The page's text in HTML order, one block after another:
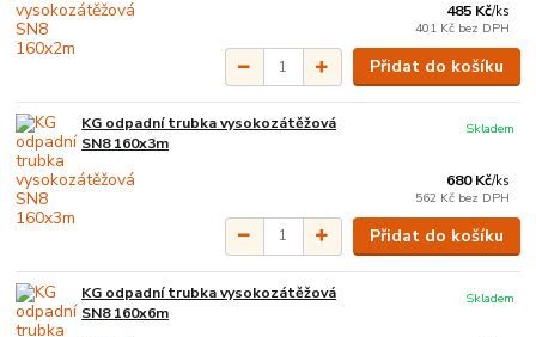
485 Kč/ks
401 Kč bez DPH
Přidat do košíku
KG odpadní trubka vysokozátěžová
SN8 160x3m
680 Kč/ks
562 Kč bez DPH
Skladem
Přidat do košíku
KG odpadní trubka vysokozátěžová
SN8 160x6m
Skladem